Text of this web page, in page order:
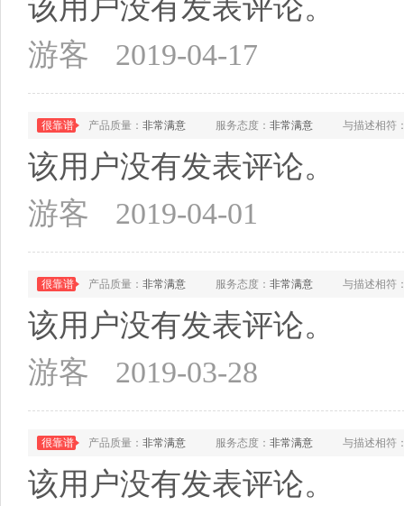
该用户没有发表评论。
游客
2019-04-17
很靠谱 产品质量： 非常满意 服务态度： 非常满意 与描述相符
该用户没有发表评论。
游客
2019-04-01
很靠谱 产品质量： 非常满意 服务态度： 非常满意 与描述相符
该用户没有发表评论。
游客
2019-03-28
很靠谱 产品质量： 非常满意 服务态度： 非常满意 与描述相符
该用户没有发表评论。